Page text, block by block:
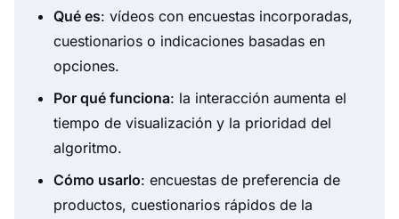
Qué es: vídeos con encuestas incorporadas,
cuestionarios o indicaciones basadas en
opciones.
Por qué funciona: la interacción aumenta el
tiempo de visualización y la prioridad del
algoritmo.
Cómo usarlo: encuestas de preferencia de
productos, cuestionarios rápidos de la